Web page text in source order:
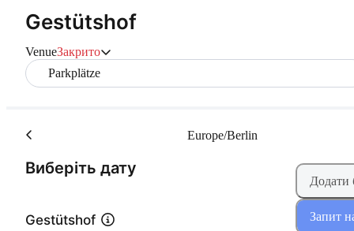
Gestütshof
VenueЗакрито
Parkplätze
Виберіть дату
Europe/Berlin
Gestütshof
Додати
Запит